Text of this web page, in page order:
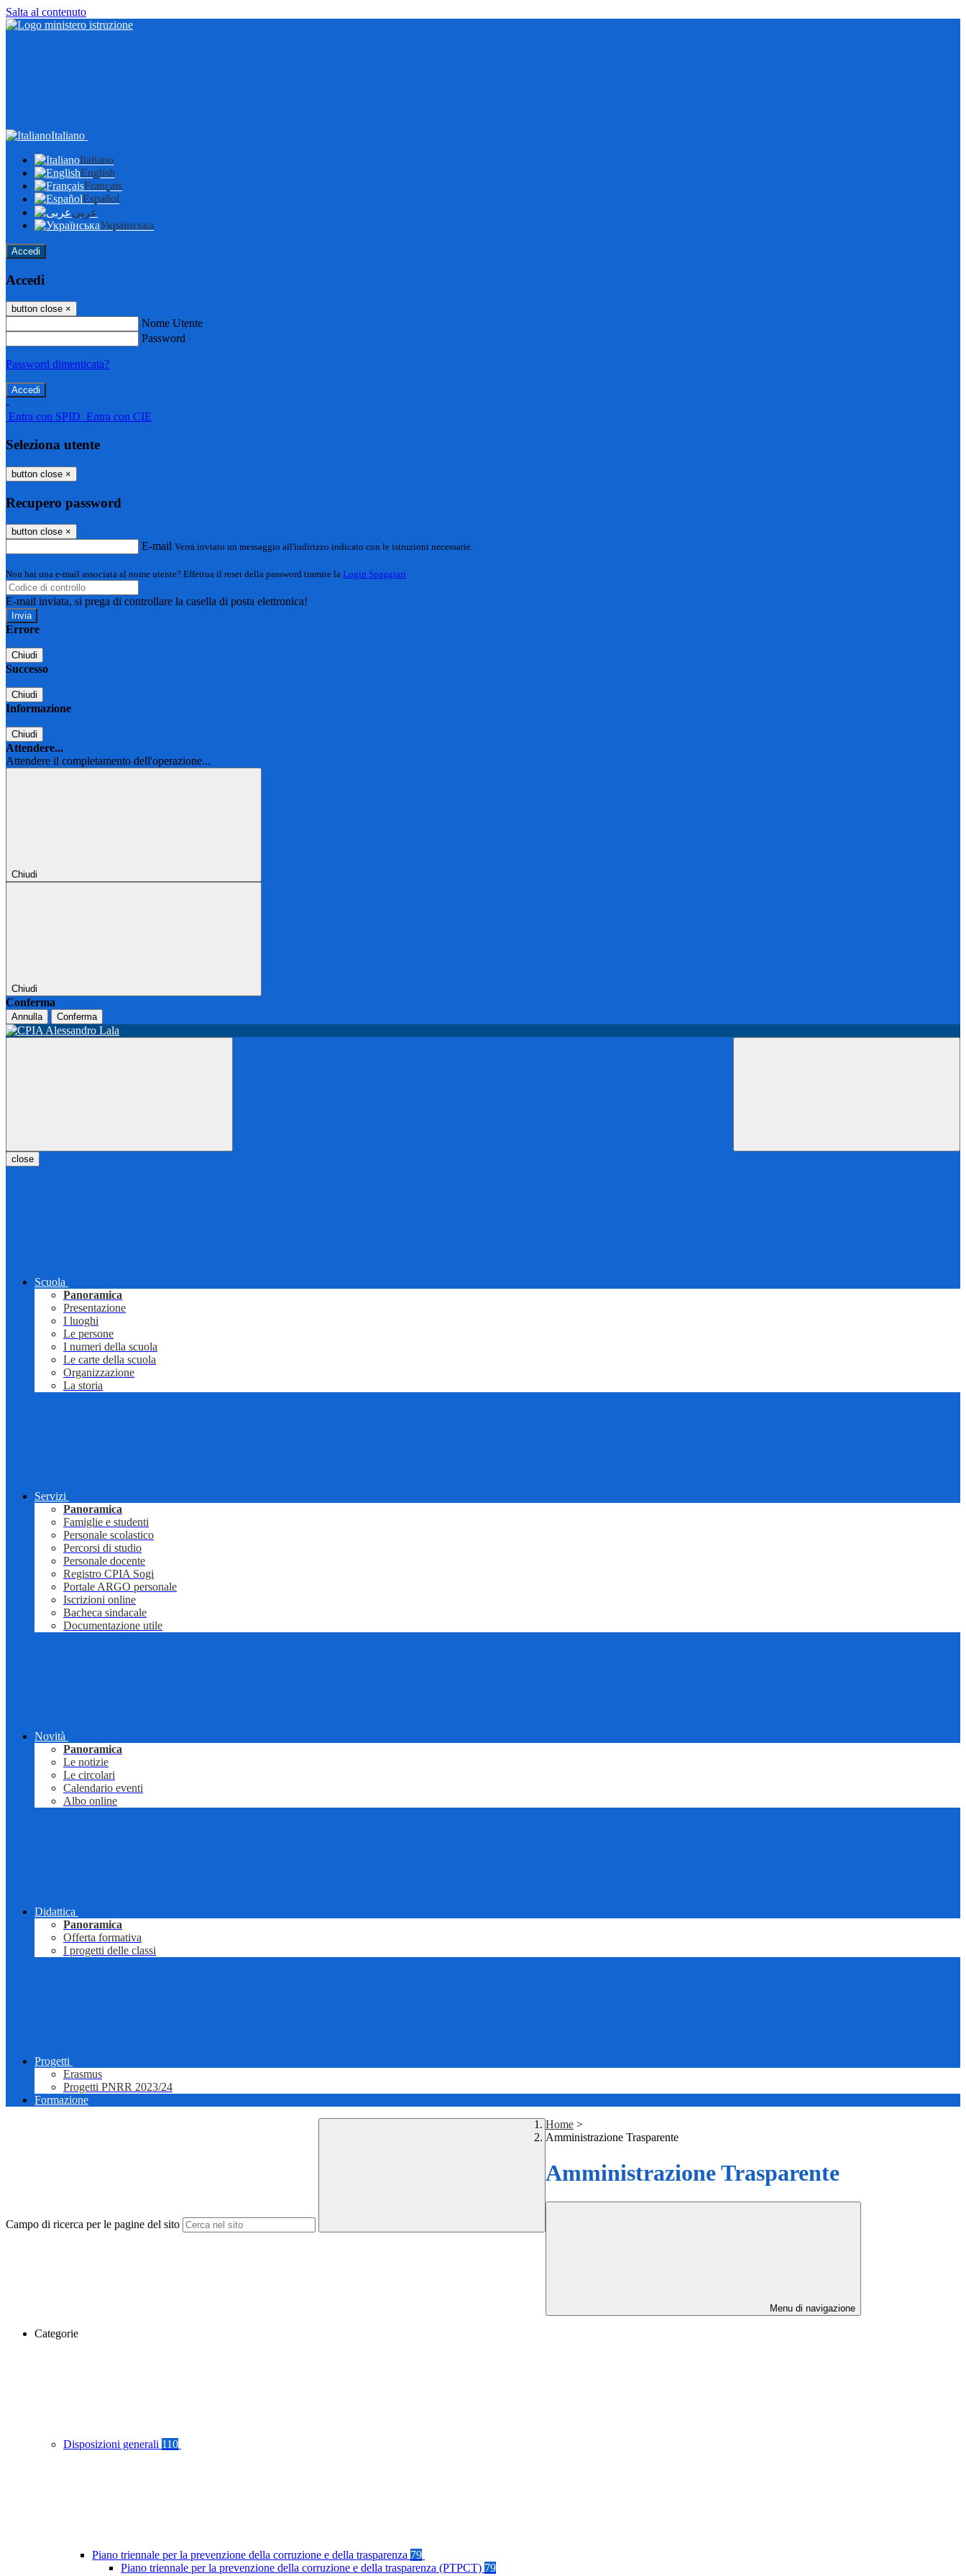
Salta al contenuto
Italiano
Italiano
English
Français
Español
عربى
Українська
Accedi
Accedi
button close ×
Nome Utente
Password
Password dimenticata?
-
Entra con SPID Entra con CIE
Seleziona utente
button close ×
Recupero password
button close ×
E-mail Verrà inviato un messaggio all'indirizzo indicato con le istruzioni necessarie.
Non hai una e-mail associata al nome utente? Effettua il reset della password tramite la Login Spaggiari
E-mail inviata, si prega di controllare la casella di posta elettronica!
Errore
Chiudi
Successo
Chiudi
Informazione
Chiudi
Attendere...
Attendere il completamento dell'operazione...
Chiudi
Chiudi
Conferma
Annulla Conferma
close
Scuola
Panoramica
Presentazione
I luoghi
Le persone
I numeri della scuola
Le carte della scuola
Organizzazione
La storia
Servizi
Panoramica
Famiglie e studenti
Personale scolastico
Percorsi di studio
Personale docente
Registro CPIA Sogi
Portale ARGO personale
Iscrizioni online
Bacheca sindacale
Documentazione utile
Novità
Panoramica
Le notizie
Le circolari
Calendario eventi
Albo online
Didattica
Panoramica
Offerta formativa
I progetti delle classi
Progetti
Erasmus
Progetti PNRR 2023/24
Formazione
Campo di ricerca per le pagine del sito
Home >
Amministrazione Trasparente
Amministrazione Trasparente
Menu di navigazione
Categorie
Disposizioni generali 110
Piano triennale per la prevenzione della corruzione e della trasparenza 79
Piano triennale per la prevenzione della corruzione e della trasparenza (PTPCT) 79